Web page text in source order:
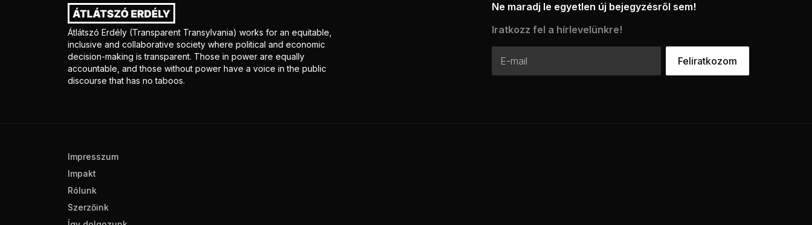
Átlátszó Erdély (Transparent Transylvania) works for an equitable,
inclusive and collaborative society where political and economic
decision-making is transparent. Those in power are equally
accountable, and those without power have a voice in the public
discourse that has no taboos.
Ne maradj le egyetlen új bejegyzésről sem!
Iratkozz fel a hírlevelünkre!
Impresszum
Impakt
Rólunk
Szerzőink